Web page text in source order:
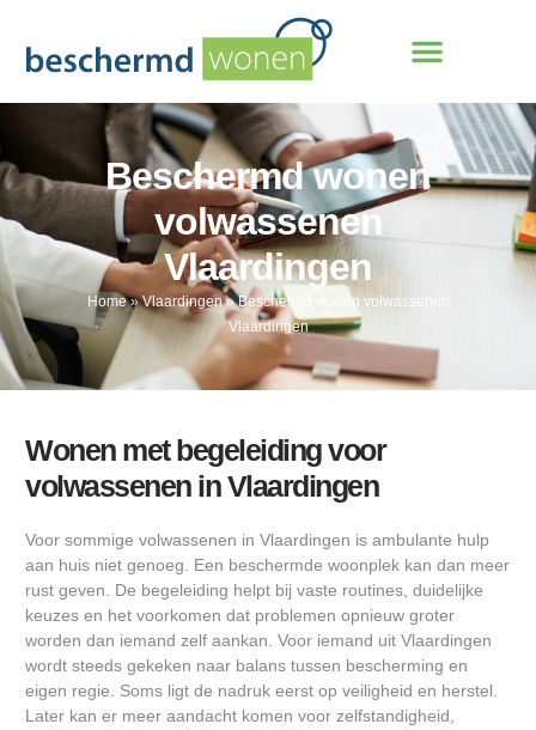
Beschermd wonen
volwassenen
Vlaardingen
Home»Vlaardingen»Beschermd wonen volwassenen
Vlaardingen
Wonen met begeleiding voor
volwassenen in Vlaardingen
Voor sommige volwassenen in Vlaardingen is ambulante hulp
aan huis niet genoeg. Een beschermde woonplek kan dan meer
rust geven. De begeleiding helpt bij vaste routines, duidelijke
keuzes en het voorkomen dat problemen opnieuw groter
worden dan iemand zelf aankan. Voor iemand uit Vlaardingen
wordt steeds gekeken naar balans tussen bescherming en
eigen regie. Soms ligt de nadruk eerst op veiligheid en herstel.
Later kan er meer aandacht komen voor zelfstandigheid,